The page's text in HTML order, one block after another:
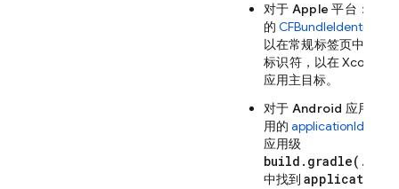
对于 Apple 平台 ：使
的 CFBundleIdentifier
以在常规标签页中找到
标识符，以在 Xcode 中
应用主目标。
对于 Android 应用
用的 applicationId
应用级
build.gradle(.kts)
中找到